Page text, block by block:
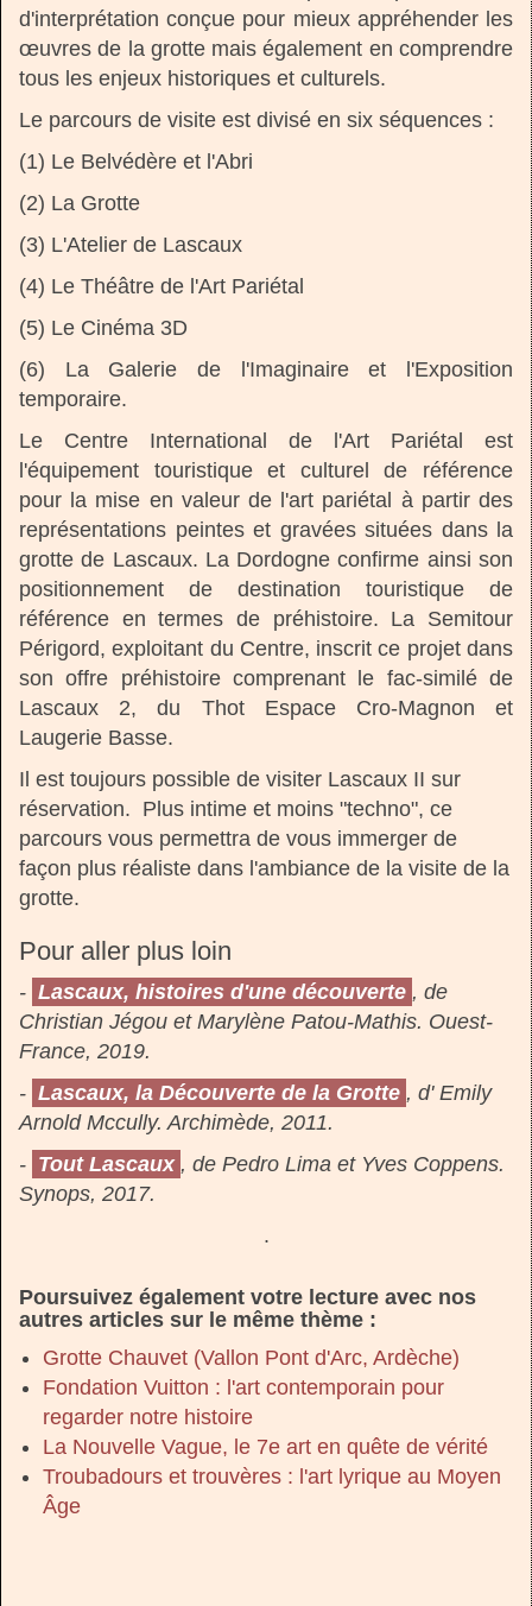
d'interprétation conçue pour mieux appréhender les
œuvres de la grotte mais également en comprendre
tous les enjeux historiques et culturels.
Le parcours de visite est divisé en six séquences :
(1) Le Belvédère et l'Abri
(2) La Grotte
(3) L'Atelier de Lascaux
(4) Le Théâtre de l'Art Pariétal
(5) Le Cinéma 3D
(6) La Galerie de l'Imaginaire et l'Exposition
temporaire.
Le Centre International de l'Art Pariétal est
l'équipement touristique et culturel de référence
pour la mise en valeur de l'art pariétal à partir des
représentations peintes et gravées situées dans la
grotte de Lascaux. La Dordogne confirme ainsi son
positionnement de destination touristique de
référence en termes de préhistoire. La Semitour
Périgord, exploitant du Centre, inscrit ce projet dans
son offre préhistoire comprenant le fac-similé de
Lascaux 2, du Thot Espace Cro-Magnon et
Laugerie Basse.
Il est toujours possible de visiter Lascaux II sur
réservation. Plus intime et moins "techno", ce
parcours vous permettra de vous immerger de
façon plus réaliste dans l'ambiance de la visite de la
grotte.
Pour aller plus loin
- Lascaux, histoires d'une découverte , de
Christian Jégou et Marylène Patou-Mathis. Ouest-
France, 2019.
- Lascaux, la Découverte de la Grotte , d' Emily
Arnold Mccully. Archimède, 2011.
- Tout Lascaux , de Pedro Lima et Yves Coppens.
Synops, 2017.
.
Poursuivez également votre lecture avec nos
autres articles sur le même thème :
Grotte Chauvet (Vallon Pont d'Arc, Ardèche)
Fondation Vuitton : l'art contemporain pour
regarder notre histoire
La Nouvelle Vague, le 7e art en quête de vérité
Troubadours et trouvères : l'art lyrique au Moyen
Âge